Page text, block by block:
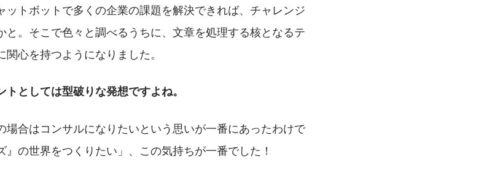
ットボットで多くの企業の課題を解決できれば、チャレンジ
と。そこで色々と調べるうちに、文章を処理する核となるテ
心を持つようになりました。
としては型破りな発想ですよね。
場合はコンサルになりたいという思いが一番にあったわけで
の世界をつくりたい」、この気持ちが一番でした！